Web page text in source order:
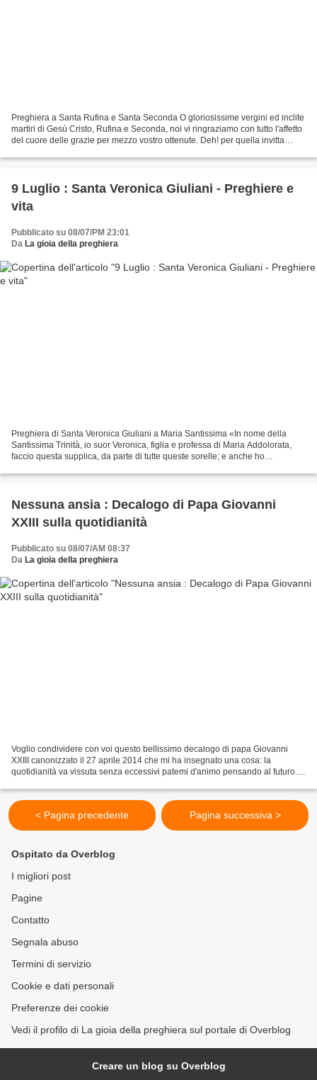
Preghiera a Santa Rufina e Santa Seconda O gloriosissime vergini ed inclite
martiri di Gesù Cristo, Rufina e Seconda, noi vi ringraziamo con tutto l'affetto
del cuore delle grazie per mezzo vostro ottenute. Deh! per quella invitta
9 Luglio : Santa Veronica Giuliani - Preghiere e
vita
Pubblicato su 08/07/PM 23:01
Da La gioia della preghiera
Preghiera di Santa Veronica Giuliani a Maria Santissima «In nome della
Santissima Trinità, io suor Veronica, figlia e professa di Maria Addolorata,
faccio questa supplica, da parte di tutte queste sorelle; e anche ho
Nessuna ansia : Decalogo di Papa Giovanni
XXIII sulla quotidianità
Pubblicato su 08/07/AM 08:37
Da La gioia della preghiera
Voglio condividere con voi questo bellissimo decalogo di papa Giovanni
XXIII canonizzato il 27 aprile 2014 che mi ha insegnato una cosa: la
quotidianità va vissuta senza eccessivi patemi d'animo pensando al futuro...
< Pagina precedente Pagina successiva >
Ospitato da Overblog
I migliori post
Pagine
Contatto
Segnala abuso
Termini di servizio
Cookie e dati personali
Preferenze dei cookie
Vedi il profilo di La gioia della preghiera sul portale di Overblog
Creare un blog su Overblog